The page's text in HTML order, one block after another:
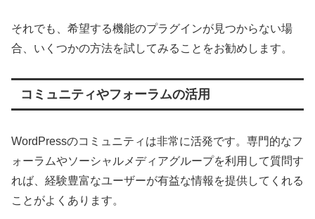
それでも、希望する機能のプラグインが見つからない場
合、いくつかの方法を試してみることをお勧めします。
コミュニティやフォーラムの活用
WordPressのコミュニティは非常に活発です。専門的なフ
ォーラムやソーシャルメディアグループを利用して質問す
れば、経験豊富なユーザーが有益な情報を提供してくれる
ことがよくあります。